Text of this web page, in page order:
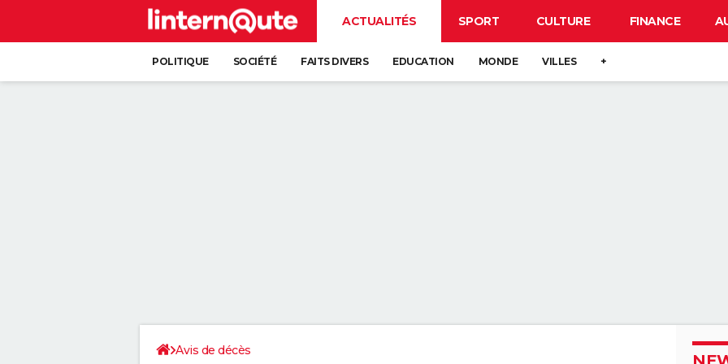
ACTUALITÉS SPORT CULTURE FINANCE
POLITIQUE SOCIÉTÉ FAITS DIVERS EDUCATION MONDE VILLES +
Avis de décès